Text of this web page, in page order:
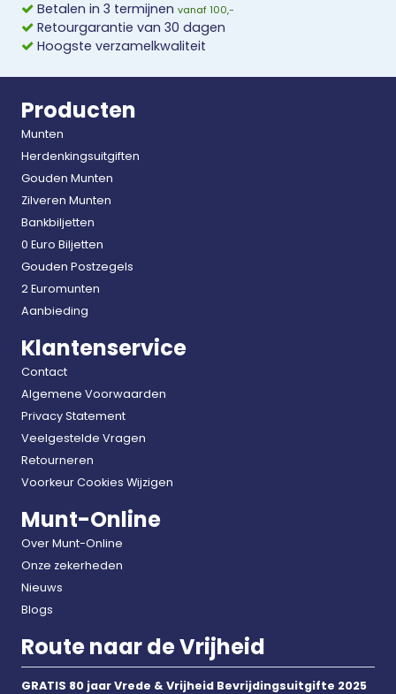
Betalen in 3 termijnen vanaf 100,-
Retourgarantie van 30 dagen
Hoogste verzamelkwaliteit
Producten
Munten
Herdenkingsuitgiften
Gouden Munten
Zilveren Munten
Bankbiljetten
0 Euro Biljetten
Gouden Postzegels
2 Euromunten
Aanbieding
Klantenservice
Contact
Algemene Voorwaarden
Privacy Statement
Veelgestelde Vragen
Retourneren
Voorkeur Cookies Wijzigen
Munt-Online
Over Munt-Online
Onze zekerheden
Nieuws
Blogs
Route naar de Vrijheid
GRATIS 80 jaar Vrede & Vrijheid Bevrijdingsuitgifte 2025